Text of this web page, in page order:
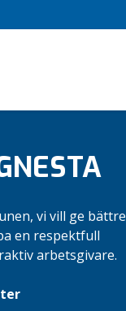
vi vill ge bättre
en respektfull
arbetsgivare.